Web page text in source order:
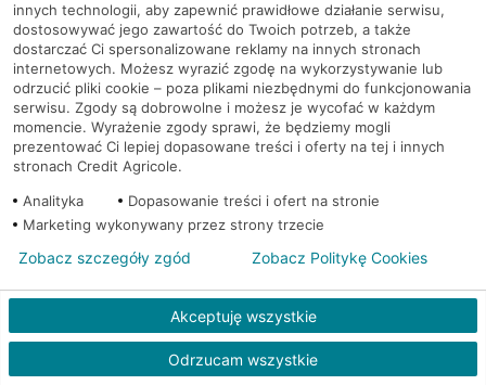
Warszawa, Szpotańskiego 4
Warszawa, Szwedzka 43
Warszawa, Tamka 16
Warszawa, Tamka 16
Warszawa, Targowa 10
Warszawa, Targowa 72
innych technologii, aby zapewnić prawidłowe działanie serwisu,
dostosowywać jego zawartość do Twoich potrzeb, a także
dostarczać Ci spersonalizowane reklamy na innych stronach
internetowych. Możesz wyrazić zgodę na wykorzystywanie lub
odrzucić pliki cookie – poza plikami niezbędnymi do funkcjonowania
serwisu. Zgody są dobrowolne i możesz je wycofać w każdym
momencie. Wyrażenie zgody sprawi, że będziemy mogli
prezentować Ci lepiej dopasowane treści i oferty na tej i innych
stronach Credit Agricole.
Analityka
Dopasowanie treści i ofert na stronie
Marketing wykonywany przez strony trzecie
Akceptuję wszystkie
Odrzucam wszystkie
Zobacz szczegóły zgód Zobacz Politykę Cookies